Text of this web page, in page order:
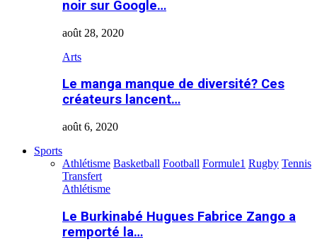
noir sur Google…
août 28, 2020
Arts
Le manga manque de diversité? Ces
créateurs lancent…
août 6, 2020
Sports
Athlétisme Basketball Football Formule1 Rugby Tennis
Transfert
Athlétisme
Le Burkinabé Hugues Fabrice Zango a
remporté la…